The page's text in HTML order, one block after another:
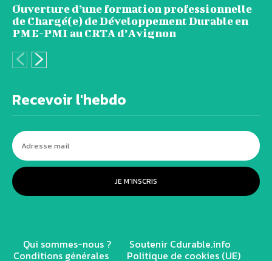
Ouverture d’une formation professionnelle
de Chargé(e) de Développement Durable en
PME-PMI au CRTA d’Avignon
Recevoir l'hebdo
JE M'INSCRIS
Qui sommes-nous ? Soutenir Cdurable.info
Conditions générales Politique de cookies (UE)